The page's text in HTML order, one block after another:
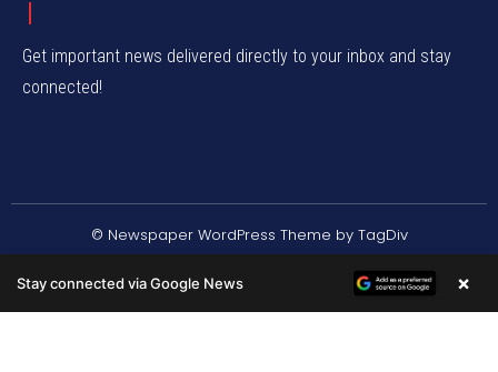
Get important news delivered directly to your inbox and stay
connected!
© Newspaper WordPress Theme by TagDiv
Stay connected via Google News ×
/* */